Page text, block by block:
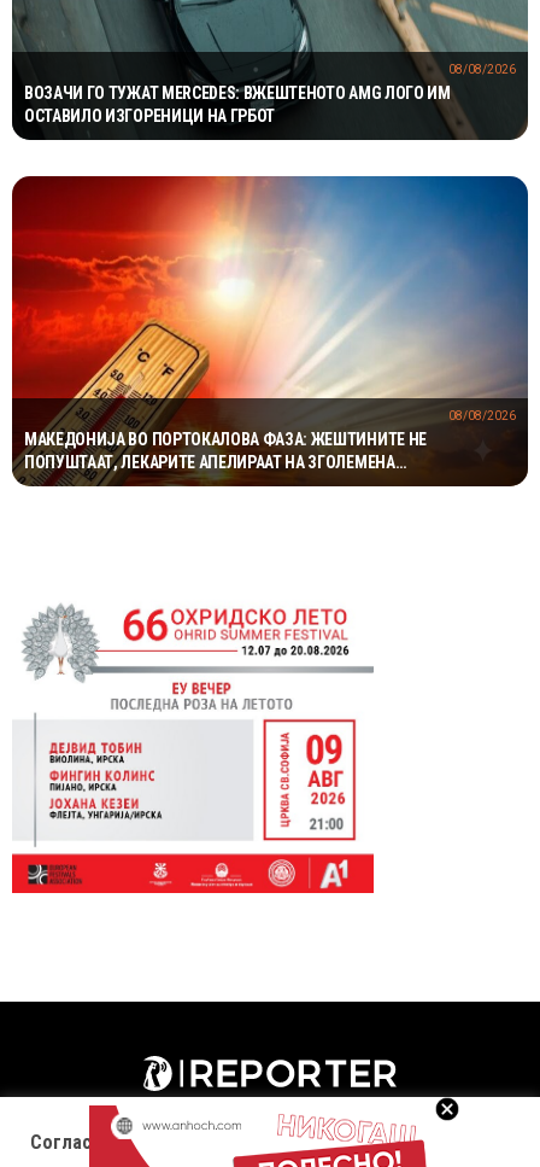
ВОЗАЧИ ГО ТУЖАТ MERCEDES: ВЖЕШТЕНОТО AMG ЛОГО ИМ
ОСТАВИЛО ИЗГОРЕНИЦИ НА ГРБОТ
08/08/2026
МАКЕДОНИЈА ВО ПОРТОКАЛОВА ФАЗА: ЖЕШТИНИТЕ НЕ
ПОПУШТААТ, ЛЕКАРИТЕ АПЕЛИРААТ НА ЗГОЛЕМЕНА
ПРЕТПАЗЛИВОСТ
08/08/2026
Согласност за колачиња (cookies)